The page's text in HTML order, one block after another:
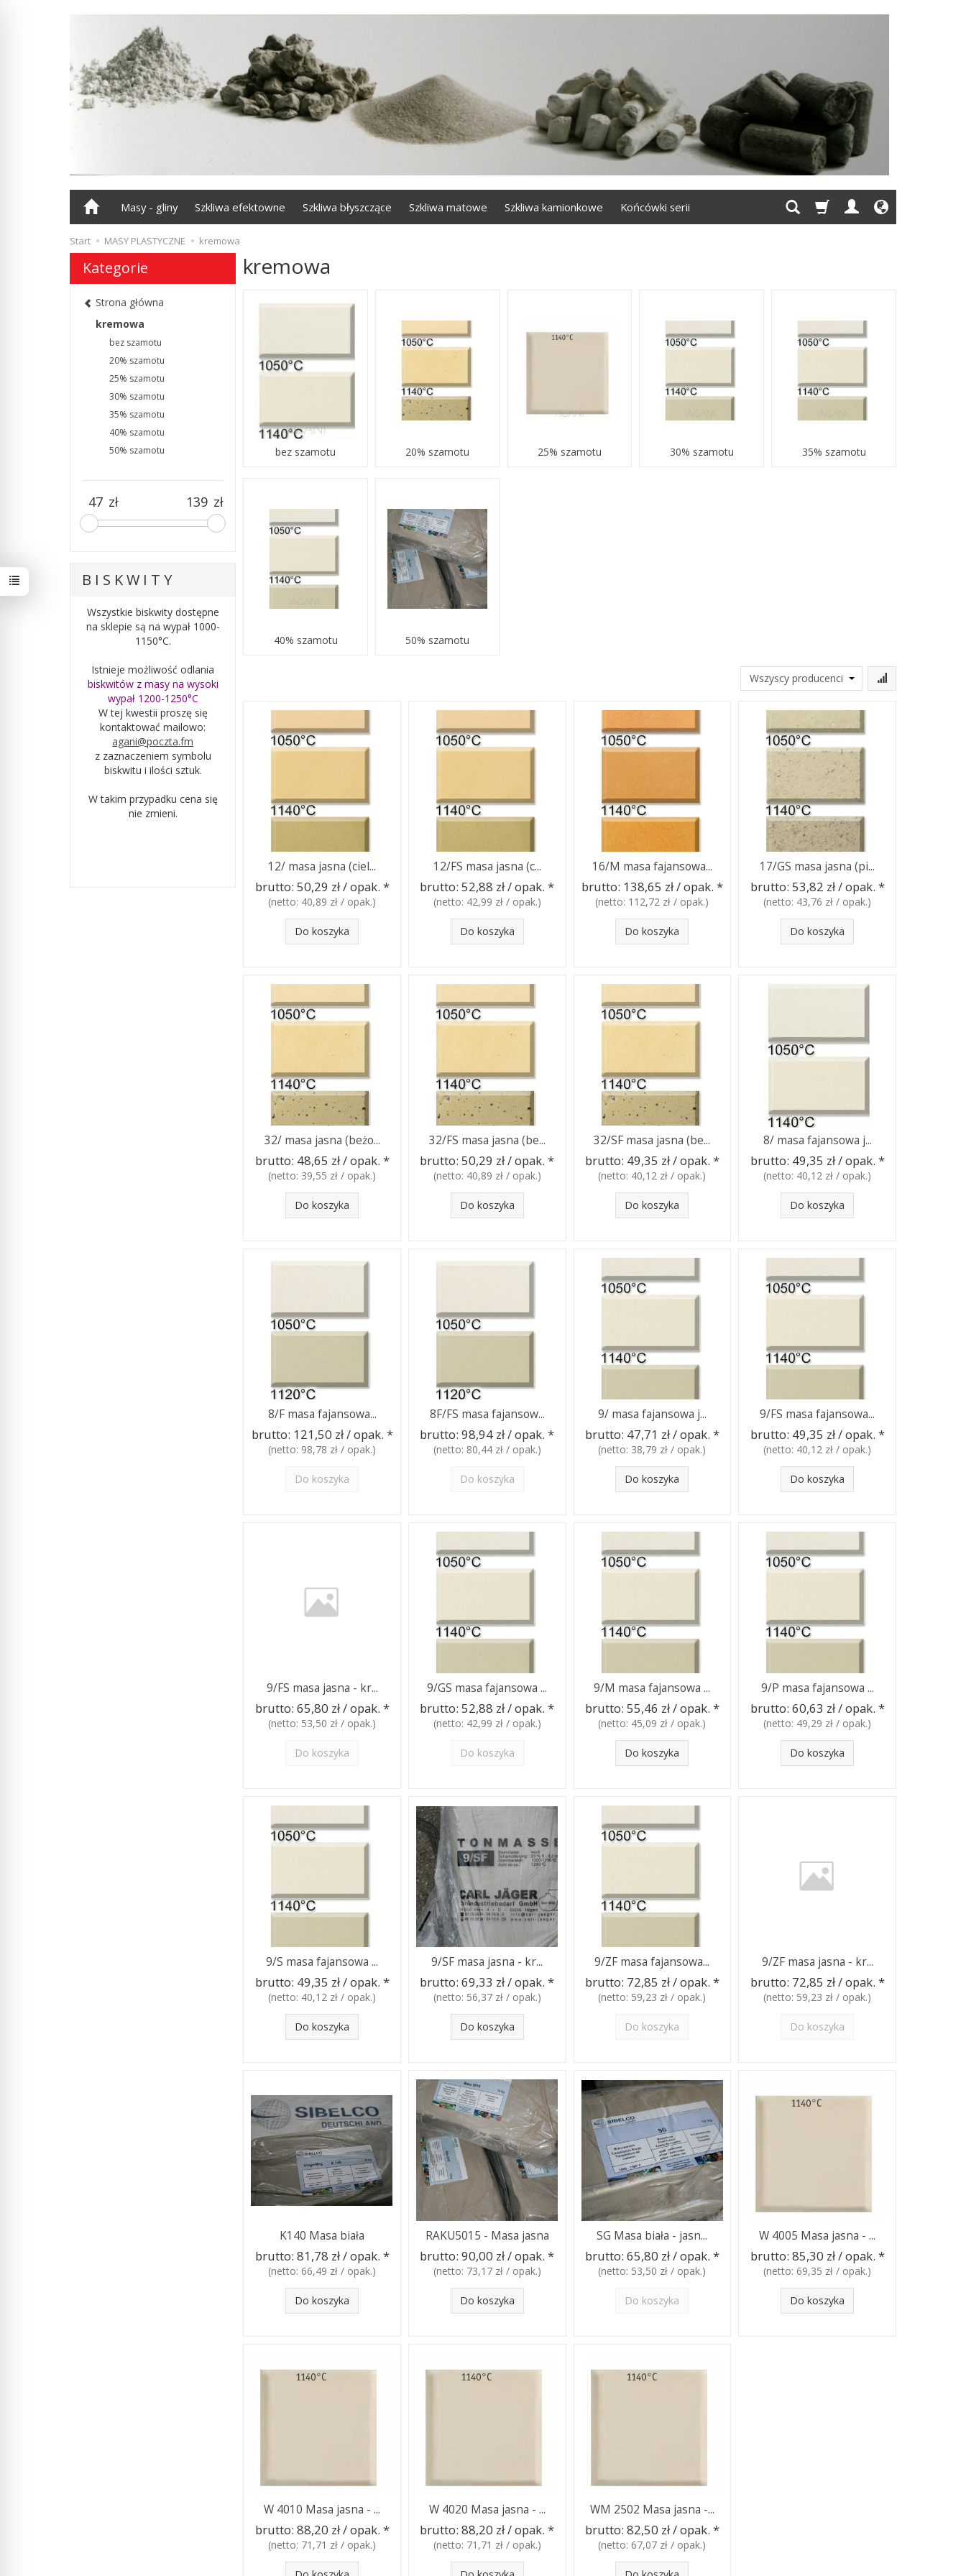
Masy - gliny Szkliwa efektowne Szkliwa błyszczące Szkliwa matowe Szkliwa kamionkowe Końcówki serii
Start MASY PLASTYCZNE kremowa
kremowa
bez szamotu 20% szamotu 25% szamotu 30% szamotu 35% szamotu
40% szamotu 50% szamotu
12/ masa jasna (ciel...
brutto: 50,29 zł / opak. *
(netto: 40,89 zł / opak.)
Do koszyka
12/FS masa jasna (c...
brutto:52,88 zł / opak. *
(netto: 42,99 zł / opak.)
Do koszyka
16/M masa fajansowa...
brutto: 138,65 zł / opak. *
(netto: 112,72 zł / opak.)
Do koszyka
17/GS masa jasna (pi...
brutto: 53,82 zł / opak. *
(netto: 43,76 zł / opak.)
Do koszyka
32/ masa jasna (beżo...
brutto: 48,65 zł / opak. *
(netto: 39,55 zł / opak.)
Do koszyka
32/FS masa jasna (be...
brutto:50,29 zł / opak. *
(netto: 40,89 zł / opak.)
Do koszyka
32/SF masa jasna (be...
brutto: 49,35 zł / opak. *
(netto: 40,12 zł / opak.)
Do koszyka
8/ masa fajansowa j...
brutto: 49,35 zł / opak. *
(netto: 40,12 zł / opak.)
Do koszyka
8/F masa fajansowa...
brutto: 121,50 zł / opak. *
(netto: 98,78 zł / opak.)
Do koszyka
8F/FS masa fajansow...
brutto:98,94 zł / opak. *
(netto: 80,44 zł / opak.)
Do koszyka
9/ masa fajansowa j...
brutto: 47,71 zł / opak. *
(netto: 38,79 zł / opak.)
Do koszyka
9/FS masa fajansowa...
brutto: 49,35 zł / opak. *
(netto: 40,12 zł / opak.)
Do koszyka
9/FS masa jasna - kr...
brutto: 65,80 zł / opak. *
(netto: 53,50 zł / opak.)
Do koszyka
9/GS masa fajansowa ...
brutto:52,88 zł / opak. *
(netto: 42,99 zł / opak.)
Do koszyka
9/M masa fajansowa ...
brutto: 55,46 zł / opak. *
(netto: 45,09 zł / opak.)
Do koszyka
9/P masa fajansowa ...
brutto: 60,63 zł / opak. *
(netto: 49,29 zł / opak.)
Do koszyka
9/S masa fajansowa ...
brutto: 49,35 zł / opak. *
(netto: 40,12 zł / opak.)
Do koszyka
9/SF masa jasna - kr...
brutto:69,33 zł / opak. *
(netto: 56,37 zł / opak.)
Do koszyka
9/ZF masa fajansowa...
brutto: 72,85 zł / opak. *
(netto: 59,23 zł / opak.)
Do koszyka
9/ZF masa jasna - kr...
brutto: 72,85 zł / opak. *
(netto: 59,23 zł / opak.)
Do koszyka
K140 Masa biała
brutto: 81,78 zł / opak. *
(netto: 66,49 zł / opak.)
Do koszyka
RAKU5015 - Masa jasna
brutto:90,00 zł / opak. *
(netto: 73,17 zł / opak.)
Do koszyka
SG Masa biała - jasn...
brutto: 65,80 zł / opak. *
(netto: 53,50 zł / opak.)
Do koszyka
W 4005 Masa jasna - ...
brutto: 85,30 zł / opak. *
(netto: 69,35 zł / opak.)
Do koszyka
W 4010 Masa jasna - ...
brutto: 88,20 zł / opak. *
(netto: 71,71 zł / opak.)
W 4020 Masa jasna - ...
brutto:88,20 zł / opak. *
(netto: 71,71 zł / opak.)
WM 2502 Masa jasna -...
brutto: 82,50 zł / opak. *
(netto: 67,07 zł / opak.)
Kategorie
Strona główna
kremowa
bez szamotu
20% szamotu
25% szamotu
30% szamotu
35% szamotu
40% szamotu
50% szamotu
zł zł
B I S K W I T Y
Wszystkie biskwity dostępne
na sklepie są na wypał 1000-
1150°C.
Istnieje możliwość odlania
biskwitów z masy na wysoki
wypał 1200-1250°C
W tej kwestii proszę się
kontaktować mailowo:
agani@poczta.fm
z zaznaczeniem symbolu
biskwitu i ilości sztuk.
W takim przypadku cena się
nie zmieni.